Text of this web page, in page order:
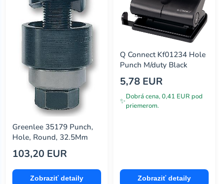
Greenlee 35179 Punch,
Hole, Round, 32.5Mm
103,20 EUR
Zobraziť detaily
Q Connect Kf01234 Hole
Punch M/duty Black
5,78 EUR
✨Dobrá cena, 0,41 EUR pod
priemerom.
Zobraziť detaily